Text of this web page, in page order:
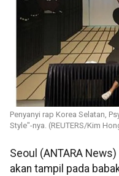
Penyanyi rap Korea Selatan,
Style"-nya. (REUTERS/Kim
Seoul (ANTARA News)
akan tampil pada